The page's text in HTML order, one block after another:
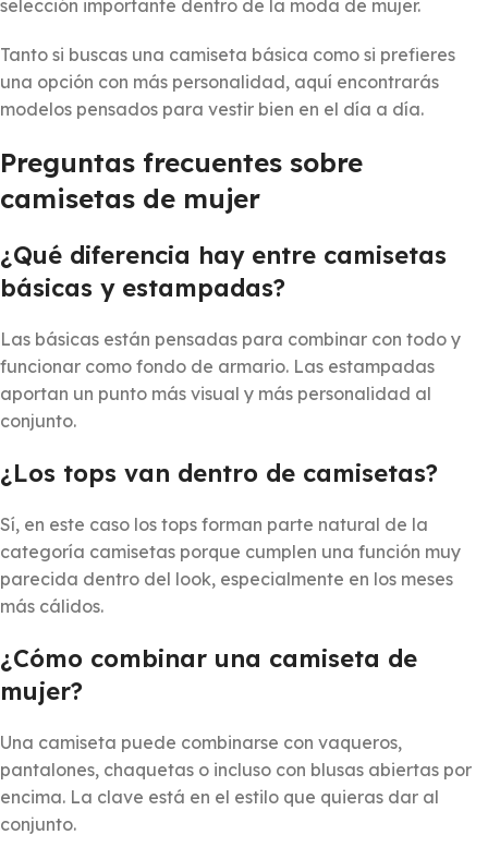
selección importante dentro de la moda de mujer.
Tanto si buscas una camiseta básica como si prefieres
una opción con más personalidad, aquí encontrarás
modelos pensados para vestir bien en el día a día.
Preguntas frecuentes sobre
camisetas de mujer
¿Qué diferencia hay entre camisetas
básicas y estampadas?
Las básicas están pensadas para combinar con todo y
funcionar como fondo de armario. Las estampadas
aportan un punto más visual y más personalidad al
conjunto.
¿Los tops van dentro de camisetas?
Sí, en este caso los tops forman parte natural de la
categoría camisetas porque cumplen una función muy
parecida dentro del look, especialmente en los meses
más cálidos.
¿Cómo combinar una camiseta de
mujer?
Una camiseta puede combinarse con vaqueros,
pantalones, chaquetas o incluso con blusas abiertas por
encima. La clave está en el estilo que quieras dar al
conjunto.